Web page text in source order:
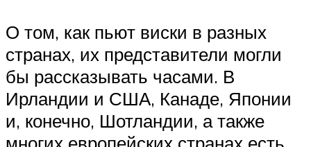
О том, как пьют виски в разных
странах, их представители могли
бы рассказывать часами. В
Ирландии и США, Канаде, Японии
и, конечно, Шотландии, а также